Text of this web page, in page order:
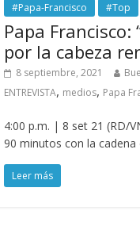
#Papa-Francisco #Top
Papa Francisco:
por la cabeza
8 septiembre, 2021
ENTREVISTA, medios, Papa
4:00 p.m. | 8 set 21 (RD/
90 minutos con la cadena
Leer más